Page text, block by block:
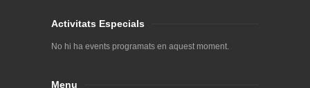
Activitats Especials
No hi ha events programats en aquest moment.
Menu